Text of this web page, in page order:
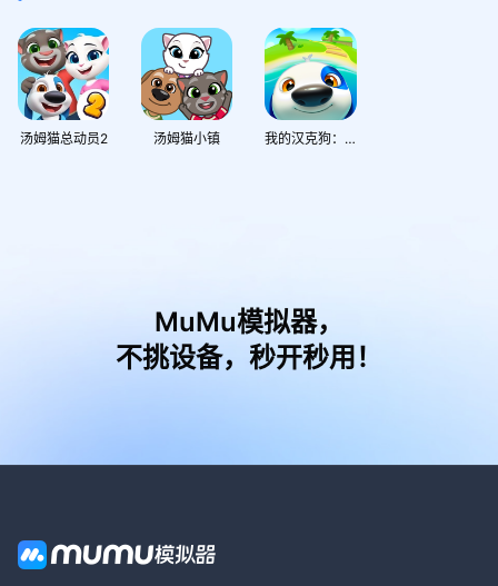
汤姆猫总动员2 汤姆猫小镇 我的汉克狗：海岛
MuMu模拟器，
不挑设备，秒开秒用！